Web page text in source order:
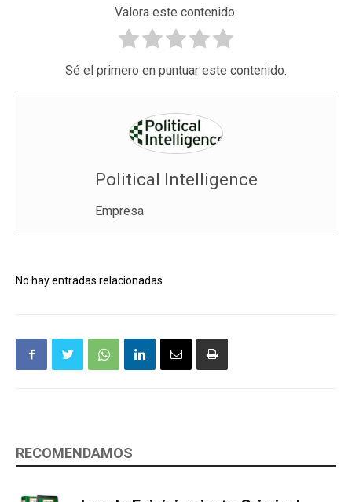
Valora este contenido.
Sé el primero en puntuar este contenido.
Political Intelligence
Empresa
No hay entradas relacionadas
RECOMENDAMOS